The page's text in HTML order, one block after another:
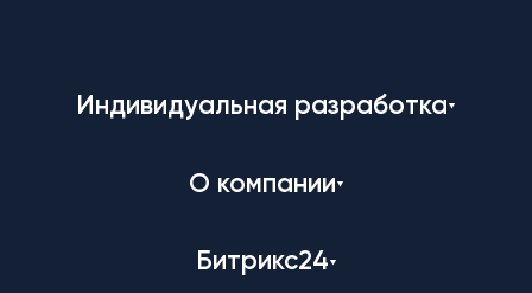
Индивидуальная разработка
О компании
Битрикс24